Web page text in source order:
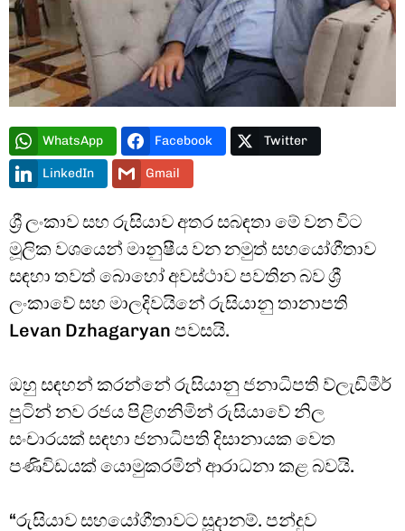
WhatsApp Facebook Twitter
LinkedIn Gmail
ශ්‍රී ලංකාව සහ රුසියාව අතර සබඳතා මේ වන විට
මූලික වශයෙන් මානුෂීය වන නමුත් සහයෝගීතාව
සඳහා තවත් බොහෝ අවස්ථාව පවතින බව ශ්‍රී
ලංකාවේ සහ මාලදිවයිනේ රුසියානු තානාපති
Levan Dzhagaryan පවසයි.
ඔහු සඳහන් කරන්නේ රුසියානු ජනාධිපති ව්ලැඩිමීර්
පුටින් නව රජය පිළිගනිමින් රුසියාවේ නිල
සංචාරයක් සඳහා ජනාධිපති දිසානායක වෙත
පණිවිඩයක් යොමුකරමින් ආරාධනා කළ බවයි.
“රුසියාව සහයෝගීතාවට සූදානම්. පන්දුව